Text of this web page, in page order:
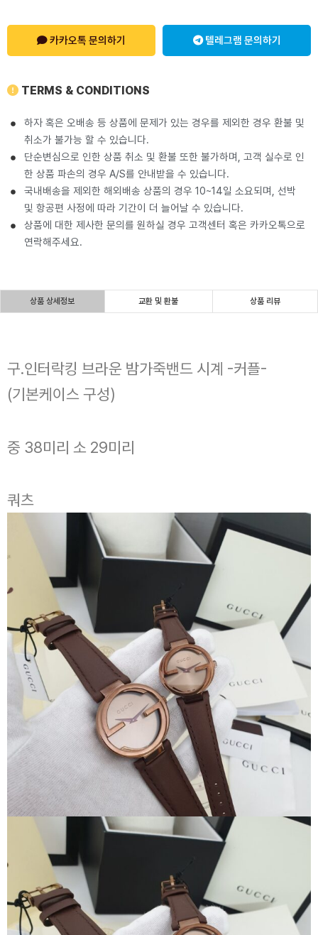
카카오톡 문의하기 텔레그램 문의하기
TERMS & CONDITIONS
하자 혹은 오배송 등 상품에 문제가 있는 경우를 제외한 경우 환불 및
취소가 불가능 할 수 있습니다.
단순변심으로 인한 상품 취소 및 환불 또한 불가하며, 고객 실수로 인
한 상품 파손의 경우 A/S를 안내받을 수 있습니다.
국내배송을 제외한 해외배송 상품의 경우 10~14일 소요되며, 선박
및 항공편 사정에 따라 기간이 더 늘어날 수 있습니다.
상품에 대한 제사한 문의를 원하실 경우 고객센터 혹은 카카오톡으로
연락해주세요.
상품 상세정보 교환 및 환불 상품 리뷰
구.인터락킹 브라운 밤가죽밴드 시계 -커플-
(기본케이스 구성)
중 38미리 소 29미리
쿼츠